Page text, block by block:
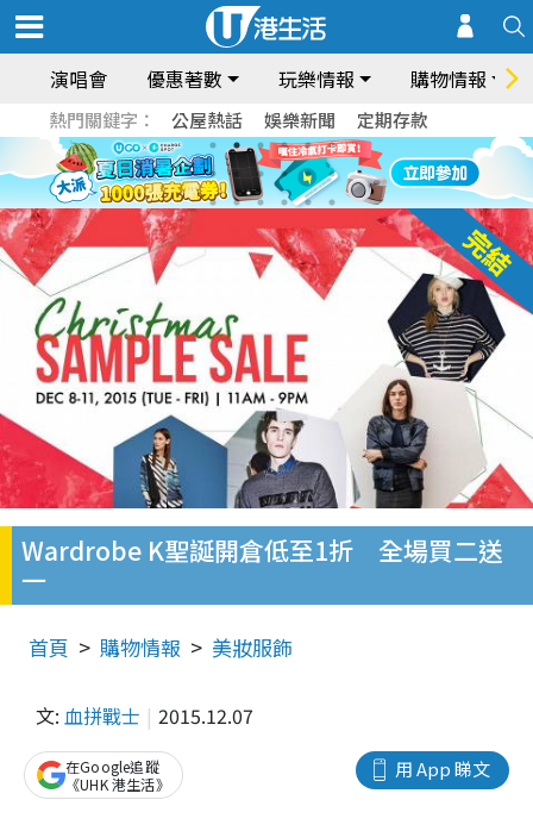
演唱會 優惠著數 玩樂情報 購物情報
熱門關鍵字： 公屋熱話 娛樂新聞 定期存款
Wardrobe K聖誕開倉低至1折 全場買二送
一
首頁 購物情報 美妝服飾
文: 血拼戰士 2015.12.07
用 App 睇文
在Google追蹤
《UHK 港生活》